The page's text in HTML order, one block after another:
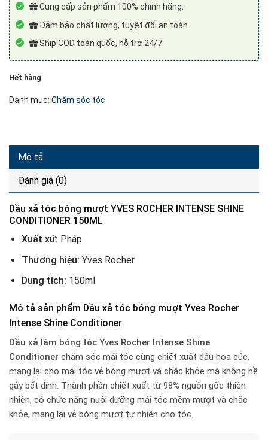
Cung cấp sản phẩm 100% chính hãng.
Đảm bảo chất lượng, tuyệt đối an toàn
Ship COD toàn quốc, hỗ trợ 24/7
Hết hàng
Danh mục: Chăm sóc tóc
Mô tả
Đánh giá (0)
Dầu xả tóc bóng mượt YVES ROCHER INTENSE SHINE
CONDITIONER 150ML
Xuất xứ: Pháp
Thương hiệu: Yves Rocher
Dung tích: 150ml
Mô tả sản phẩm Dầu xả tóc bóng mượt Yves Rocher
Intense Shine Conditioner
Dầu xả làm bóng tóc Yves Rocher Intense Shine
Conditioner chăm sóc mái tóc cùng chiết xuất dầu hoa cúc,
mang lại cho mái tóc vẻ bóng mượt và chắc khỏe mà không hề
gây bết dính. Thành phần chiết xuất từ 98% nguồn gốc thiên
nhiên, có chức năng nuôi dưỡng mái tóc mềm mượt và chắc
khỏe, mang lại vẻ bóng mượt tự nhiên cho tóc.